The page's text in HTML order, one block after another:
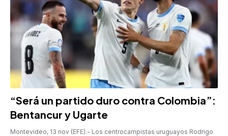
“Será un partido duro contra Colombia”:
Bentancur y Ugarte
Montevideo, 13 nov (EFE).- Los centrocampistas uruguayos Rodrigo